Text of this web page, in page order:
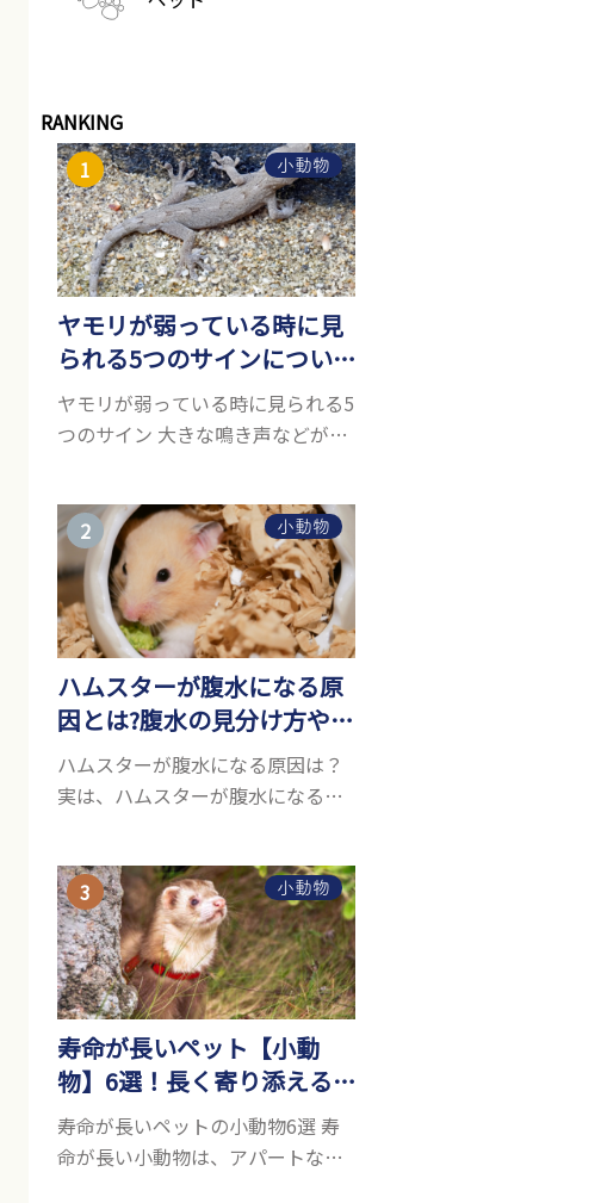
RANKING
小動物
ヤモリが弱っている時に見
られる5つのサインについ
て詳しくご紹介！
ヤモリが弱っている時に見られる5
つのサイン 大きな鳴き声などがな
して人気が高まっているヤモリを
お迎えしたいと思う人も多いので
はないでしょうか...
小動物
ハムスターが腹水になる原
因とは?腹水の見分け方や対
処方法を解説
ハムスターが腹水になる原因は？
実は、ハムスターが腹水になる原
しいため、難しい検査を気軽にす
ることができないためです。 腹水
になる理由はさま...
小動物
寿命が長いペット【小動
物】6選！長く寄り添える
小動物はいる？
寿命が長いペットの小動物6選 寿
命が長い小動物は、アパートなど